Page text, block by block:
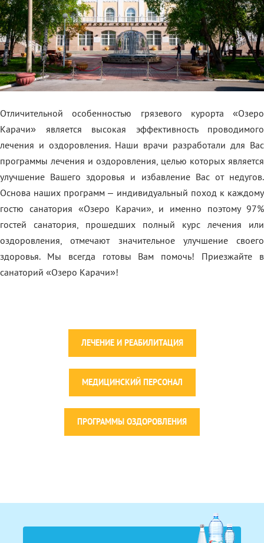
Отличительной особенностью грязевого курорта «Озеро
Карачи» является высокая эффективность проводимого
лечения и оздоровления. Наши врачи разработали для Вас
программы лечения и оздоровления, целью которых является
улучшение Вашего здоровья и избавление Вас от недугов.
Основа наших программ – индивидуальный поход к каждому
гостю санатория «Озеро Карачи», и именно поэтому 97%
гостей санатория, прошедших полный курс лечения или
оздоровления, отмечают значительное улучшение своего
здоровья. Мы всегда готовы Вам помочь! Приезжайте в
санаторий «Озеро Карачи»!
ЛЕЧЕНИЕ И РЕАБИЛИТАЦИЯ
МЕДИЦИНСКИЙ ПЕРСОНАЛ
ПРОГРАММЫ ОЗДОРОВЛЕНИЯ